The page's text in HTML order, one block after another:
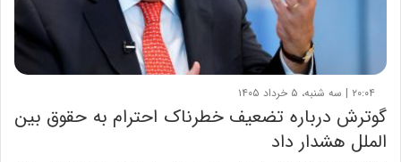
۲۰:۰۴ | سه شنبه، ۵ خرداد ۱۴۰۵
گوترش درباره تضعیف خطرناک احترام به حقوق بین
الملل هشدار داد